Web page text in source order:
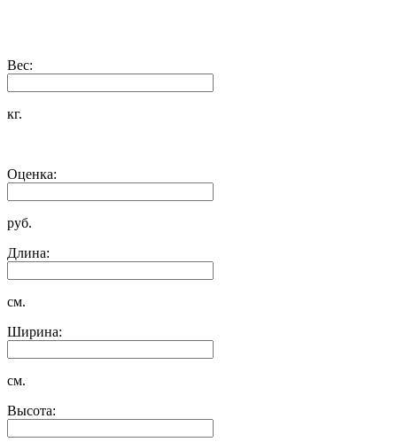
Вес:
кг.
Оценка:
руб.
Длина:
см.
Ширина:
см.
Высота: